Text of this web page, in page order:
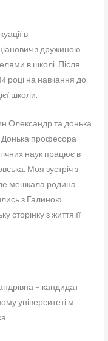
в
з дружиною
в школі. Після
році на навчання до
школи.
Олександр та донька
Донька професора
наук працює в
Моя зустріч з
мешкала родина
з Галиною
з життя її
– кандидат
університеті м.